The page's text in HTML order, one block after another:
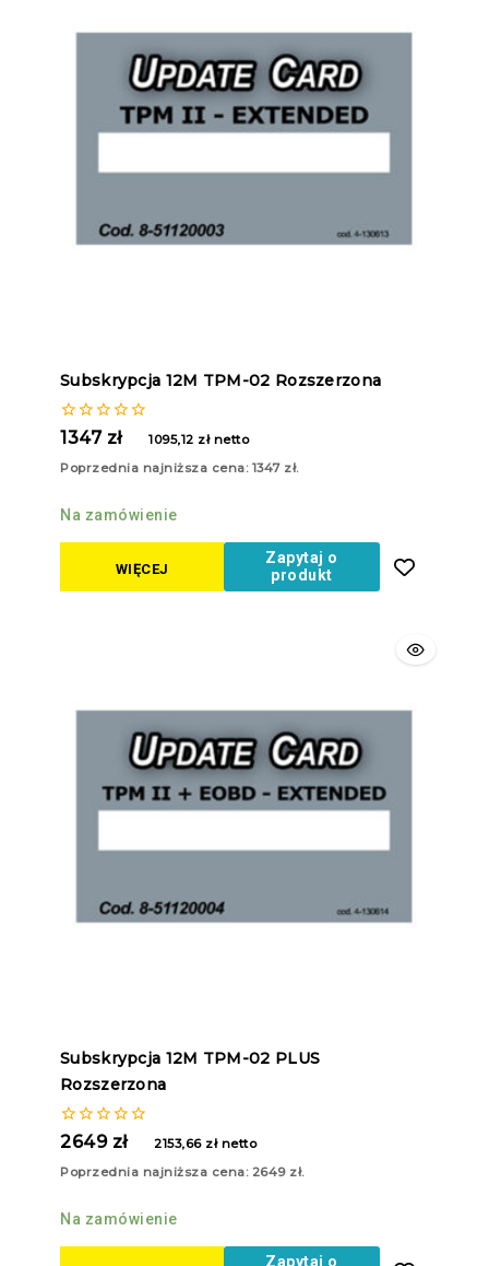
Subskrypcja 12M TPM-02 Rozszerzona
0
5
1347 zł 1095,12 złnetto
Poprzednia najniższa cena: 1347 zł.
Na zamówienie
WIĘCEJ
Zapytaj o
produkt
Subskrypcja 12M TPM-02 PLUS
Rozszerzona
0
5
2649 zł 2153,66 złnetto
Poprzednia najniższa cena: 2649 zł.
Na zamówienie
Zapytaj o